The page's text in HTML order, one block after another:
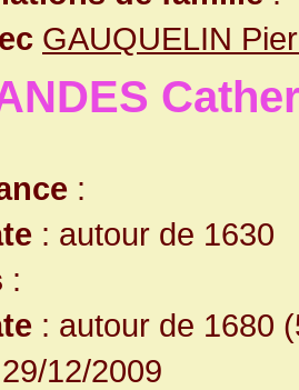
GAUQUELIN
:
: autour de 1630
:
: autour de 1680
12/2009